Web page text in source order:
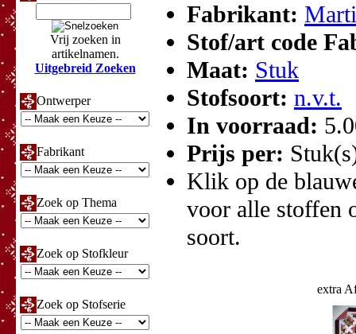
Vrij zoeken in
artikelnamen.
Uitgebreid Zoeken
Ontwerper
Fabrikant
Zoek op Thema
Zoek op Stofkleur
Zoek op Stofserie
Fabrikant:
Stof/art code
Maat: Stuk
Stofsoort: n.v.t.
In voorraad:
Prijs per:
Klik op de
voor alle stoffen
soort.
extra